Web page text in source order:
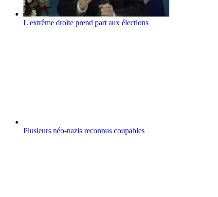
L'extrême droite prend part aux élections
Plusieurs néo-nazis reconnus coupables